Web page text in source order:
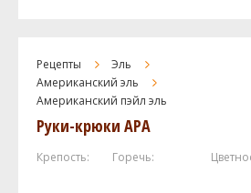
Курский солод Мюнхенский Тип 2
Хмель
Коламбус (Columbus)
Дрожжи
Рецепты
Эль
Американский эль
Американский пэйл эль
Руки-крюки APA
Крепость: Горечь: